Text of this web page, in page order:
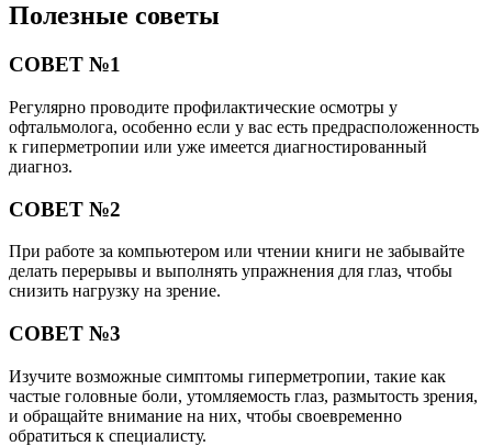
Полезные советы
СОВЕТ №1
Регулярно проводите профилактические осмотры у
офтальмолога, особенно если у вас есть предрасположенность
к гиперметропии или уже имеется диагностированный
диагноз.
СОВЕТ №2
При работе за компьютером или чтении книги не забывайте
делать перерывы и выполнять упражнения для глаз, чтобы
снизить нагрузку на зрение.
СОВЕТ №3
Изучите возможные симптомы гиперметропии, такие как
частые головные боли, утомляемость глаз, размытость зрения,
и обращайте внимание на них, чтобы своевременно
обратиться к специалисту.